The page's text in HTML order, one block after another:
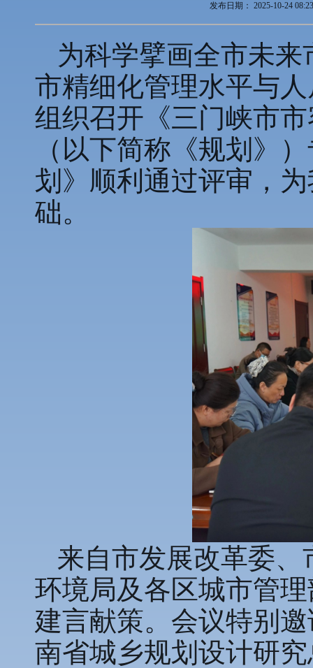
发布日期： 2025-10-24 08:23
为科学擘画全市未
市精细化管理水平与
组织召开《三门峡市
（以下简称《规划》
划》顺利通过评审，
础。
来自市发展改革委
环境局及各区城市管
建言献策。会议特别
南省城乡规划设计研